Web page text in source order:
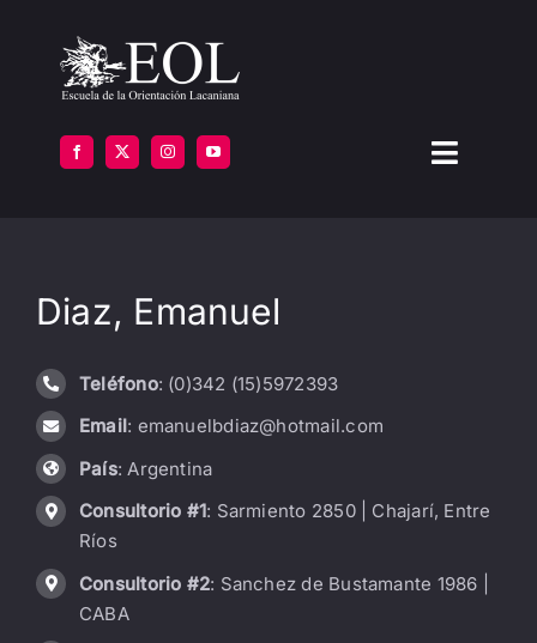
contenido
Toggle
ATENCIÓN
LIBRERÍA
Diaz, Emanuel
Teléfono: (0)342 (15)5972393
Email: emanuelbdiaz@hotmail.com
País: Argentina
Consultorio #1: Sarmiento 2850 | Chajarí, Entre
Ríos
Consultorio #2: Sanchez de Bustamante 1986 |
CABA